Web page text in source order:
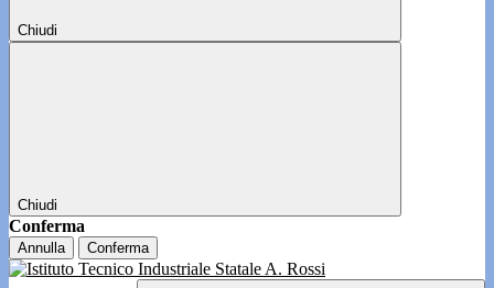
Chiudi
Chiudi
Conferma
Annulla Conferma